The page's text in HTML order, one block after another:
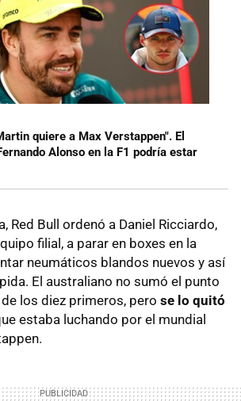
quiere a Max Verstappen". El
Alonso en la F1 podría estar
Red Bull ordenó a Daniel Ricciardo,
filial, a parar en boxes en la
neumáticos blandos nuevos y así
El australiano no sumó el punto
los diez primeros, pero se lo quitó
estaba luchando por el mundial